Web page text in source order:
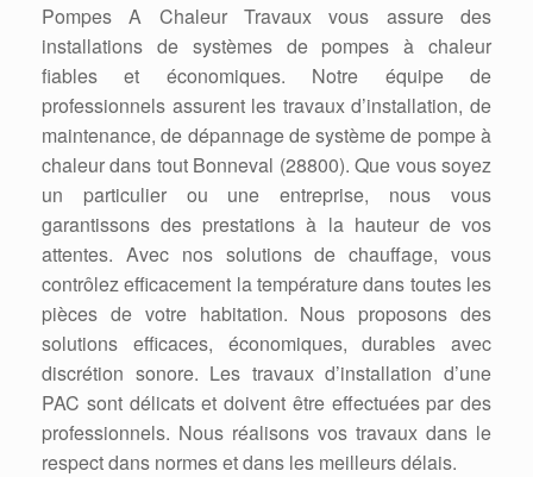
Pompes A Chaleur Travaux vous assure des
installations de systèmes de pompes à chaleur
fiables et économiques. Notre équipe de
professionnels assurent les travaux d’installation, de
maintenance, de dépannage de système de pompe à
chaleur dans tout Bonneval (28800). Que vous soyez
un particulier ou une entreprise, nous vous
garantissons des prestations à la hauteur de vos
attentes. Avec nos solutions de chauffage, vous
contrôlez efficacement la température dans toutes les
pièces de votre habitation. Nous proposons des
solutions efficaces, économiques, durables avec
discrétion sonore. Les travaux d’installation d’une
PAC sont délicats et doivent être effectuées par des
professionnels. Nous réalisons vos travaux dans le
respect dans normes et dans les meilleurs délais.